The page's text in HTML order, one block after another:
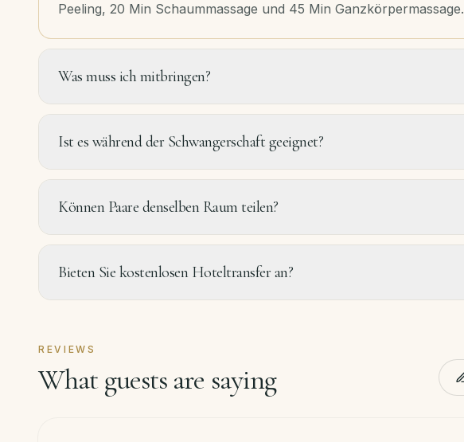
Peeling, 20 Min Schaummassage und 45 Min Ganzkörpermassage.
Was muss ich mitbringen?
Ist es während der Schwangerschaft geeignet?
Können Paare denselben Raum teilen?
Bieten Sie kostenlosen Hoteltransfer an?
REVIEWS
What guests are saying